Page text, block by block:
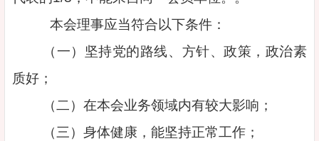
本会理事应当符合以下条件：
（一）坚持党的路线、方针、政策，政治素
质好；
（二）在本会业务领域内有较大影响；
（三）身体健康，能坚持正常工作；